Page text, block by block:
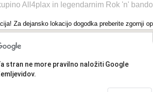
All4plax in legendarnim Rok 'n'
Za dejansko lokacijo dogodka preberite zgornji
stran ne more pravilno naložiti Google